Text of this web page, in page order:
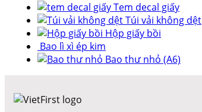
Tem decal giấy
Túi vải không dệt
Hộp giấy bồi
Bao lì xì ép kim
Bao thư nhỏ (A6)